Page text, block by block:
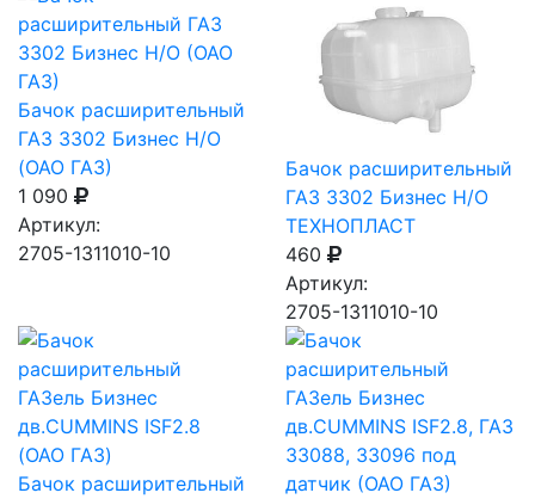
Бачок расширительный
ГАЗ 3302 Бизнес Н/О
(ОАО ГАЗ)
1 090
Артикул:
2705-1311010-10
Бачок расширительный
ГАЗ 3302 Бизнес Н/О
ТЕХНОПЛАСТ
460
Артикул:
2705-1311010-10
Бачок расширительный